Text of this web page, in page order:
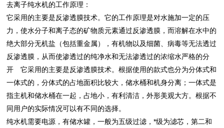
去离子纯水机的工作原理：
它采用的主要是反渗透膜技术。它的工作原理是对水施加一定的压
力，使水分子和离子态的矿物质元素通过反渗透膜，而溶解在水中的
绝大部分无机盐（包括重金属），有机物以及细菌、病毒等无法透过
反渗透膜，从而使渗透过的纯净水和无法渗透过的浓缩水严格的分
开 它采用的主要是反渗透膜技术。根据使用的款式也分为分体式和
一体式的，分体式的占地面积比较大，储水桶和机身分离；一体式是
指主机和储水桶在一起，占地小，有利清洁，外形美观大方。根据不
同用户的实际情况可以有不同的选择。
纯水机需要电源，有储水罐，一般为五级过滤，*级为滤芯，第二和